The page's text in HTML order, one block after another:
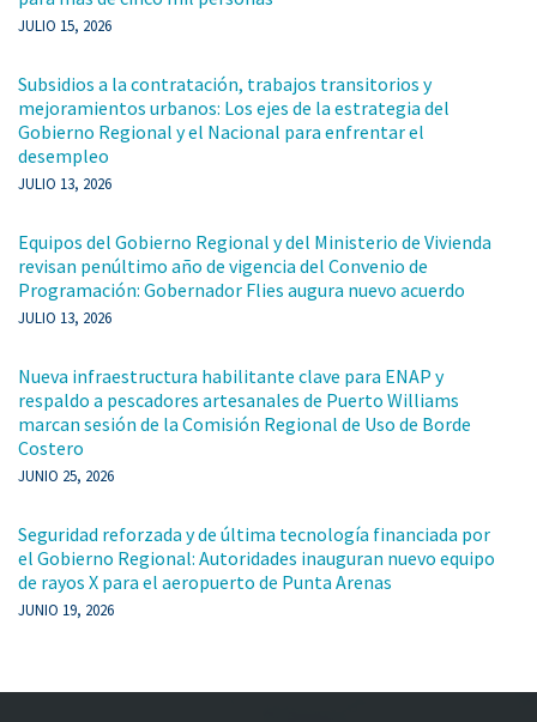
JULIO 15, 2026
Subsidios a la contratación, trabajos transitorios y
mejoramientos urbanos: Los ejes de la estrategia del
Gobierno Regional y el Nacional para enfrentar el
desempleo
JULIO 13, 2026
Equipos del Gobierno Regional y del Ministerio de Vivienda
revisan penúltimo año de vigencia del Convenio de
Programación: Gobernador Flies augura nuevo acuerdo
JULIO 13, 2026
Nueva infraestructura habilitante clave para ENAP y
respaldo a pescadores artesanales de Puerto Williams
marcan sesión de la Comisión Regional de Uso de Borde
Costero
JUNIO 25, 2026
Seguridad reforzada y de última tecnología financiada por
el Gobierno Regional: Autoridades inauguran nuevo equipo
de rayos X para el aeropuerto de Punta Arenas
JUNIO 19, 2026